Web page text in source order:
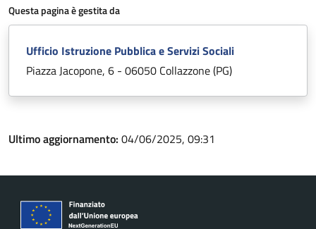
Questa pagina è gestita da
Ufficio Istruzione Pubblica e Servizi Sociali
Piazza Jacopone, 6 - 06050 Collazzone (PG)
Ultimo aggiornamento: 04/06/2025, 09:31